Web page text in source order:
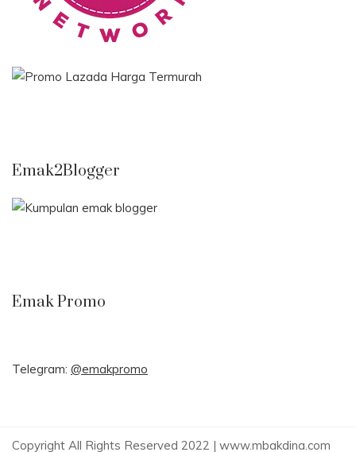
Emak2Blogger
Emak Promo
Telegram: @emakpromo
Copyright All Rights Reserved 2022 | www.mbakdina.com